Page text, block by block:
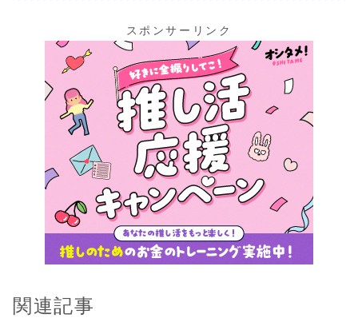
スポンサーリンク
関連記事